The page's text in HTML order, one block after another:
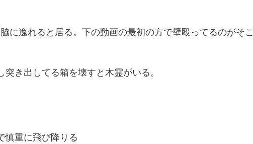
に逸れると居る。下の動画の最初の方で壁殴ってるのがそこ
き出してる箱を壊すと木霊がいる。
慎重に飛び降りる